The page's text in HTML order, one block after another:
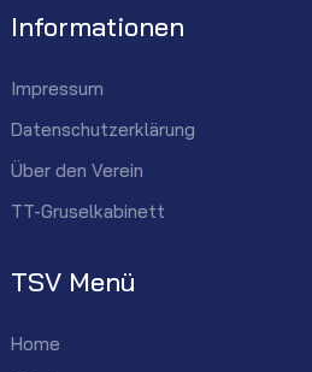
Informationen
Impressum
Datenschutzerklärung
Über den Verein
TT-Gruselkabinett
TSV Menü
Home